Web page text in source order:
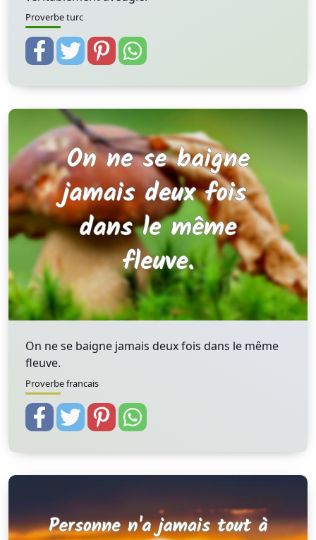
Proverbe turc
On ne se baigne jamais deux fois dans le même
fleuve.
Proverbe francais